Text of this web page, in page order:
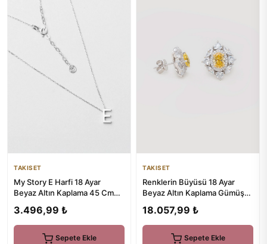
TAKISET
My Story E Harfi 18 Ayar
Beyaz Altın Kaplama 45 Cm
3.496,99 ₺
Sepete Ekle
TAKISET
Renklerin Büyüsü 18 Ayar
Beyaz Altın Kaplama Gümüş
18.057,99 ₺
Sepete Ekle